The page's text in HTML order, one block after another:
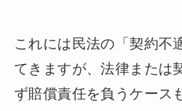
これには民法の「契約不
てきますが、法律または
ず賠償責任を負うケース